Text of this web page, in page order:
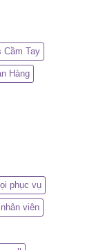
Cầm Tay
Hàng
phục vụ
viên